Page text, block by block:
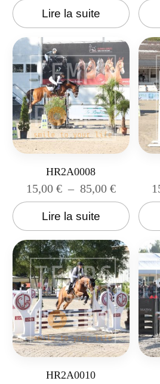
Lire la suite
HR2A0008
15,00 € – 85,00 €
Lire la suite
HR2A0010